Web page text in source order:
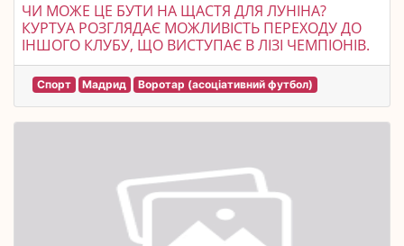
ЧИ МОЖЕ ЦЕ БУТИ НА ЩАСТЯ ДЛЯ ЛУНІНА?
КУРТУА РОЗГЛЯДАЄ МОЖЛИВІСТЬ ПЕРЕХОДУ ДО
ІНШОГО КЛУБУ, ЩО ВИСТУПАЄ В ЛІЗІ ЧЕМПІОНІВ.
Спорт Мадрид Воротар (асоціативний футбол)